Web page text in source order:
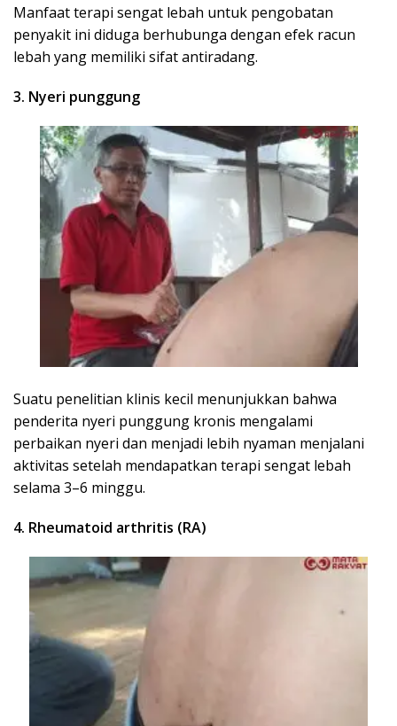
Manfaat terapi sengat lebah untuk pengobatan
penyakit ini diduga berhubunga dengan efek racun
lebah yang memiliki sifat antiradang.
3. Nyeri punggung
Suatu penelitian klinis kecil menunjukkan bahwa
penderita nyeri punggung kronis mengalami
perbaikan nyeri dan menjadi lebih nyaman menjalani
aktivitas setelah mendapatkan terapi sengat lebah
selama 3–6 minggu.
4. Rheumatoid arthritis (RA)